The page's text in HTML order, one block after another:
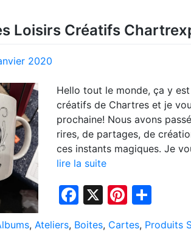
Loisirs Créatifs
2020
Hello tout le monde, ça y
créatifs de Chartres et je
prochaine! Nous avons
rires, de partages, de
ces instants magiques. Je
lire la suite
Facebook
X
, Ateliers, Boites, Cartes, Produits